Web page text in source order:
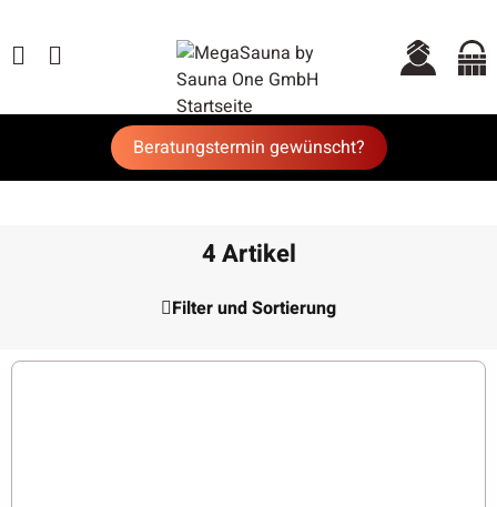
Beratungstermin gewünscht?
4 Artikel
Filter und Sortierung